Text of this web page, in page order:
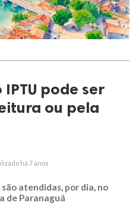
pode ser
ou pela
há 7 anos
atendidas, por dia, no
de Paranaguá